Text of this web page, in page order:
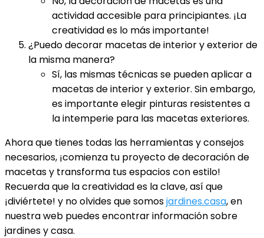
actividad accesible para principiantes. ¡La
creatividad es lo más importante!
¿Puedo decorar macetas de interior y exterior de
la misma manera?
Sí, las mismas técnicas se pueden aplicar a
macetas de interior y exterior. Sin embargo,
es importante elegir pinturas resistentes a
la intemperie para las macetas exteriores.
Ahora que tienes todas las herramientas y consejos
necesarios, ¡comienza tu proyecto de decoración de
macetas y transforma tus espacios con estilo!
Recuerda que la creatividad es la clave, así que
¡diviértete! y no olvides que somosjardines.casa, en
nuestra web puedes encontrar información sobre
jardines y casa.